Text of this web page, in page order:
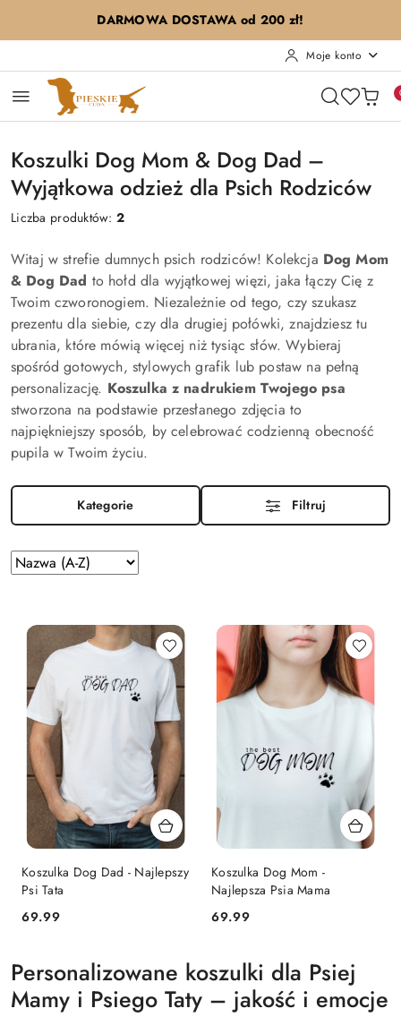
Przejdź do treści głównej
Przejdź do wyszukiwarki
Przejdź do moje konto
Przejdź do menu głównego
Przejdź do stopkiDARMOWA DOSTAWA od 200 zł!
Moje konto
Koszulki Dog Mom & Dog Dad –
Wyjątkowa odzież dla Psich Rodziców
Liczba produktów:2
Witaj w strefie dumnych psich rodziców! Kolekcja Dog Mom
& Dog Dad to hołd dla wyjątkowej więzi, jaka łączy Cię z
Twoim czworonogiem. Niezależnie od tego, czy szukasz
prezentu dla siebie, czy dla drugiej połówki, znajdziesz tu
ubrania, które mówią więcej niż tysiąc słów. Wybieraj
spośród gotowych, stylowych grafik lub postaw na pełną
personalizację. Koszulka z nadrukiem Twojego psa
stworzona na podstawie przesłanego zdjęcia to
najpiękniejszy sposób, by celebrować codzienną obecność
pupila w Twoim życiu.
Kategorie Filtruj
Zastosowano
sortowanie:
Sortuj
według
Koszulka Dog Dad - Najlepszy
Psi Tata
Cena:
69.99
Koszulka Dog Mom -
Najlepsza Psia Mama
Cena:
69.99
Personalizowane koszulki dla Psiej
Mamy i Psiego Taty – jakość i emocje